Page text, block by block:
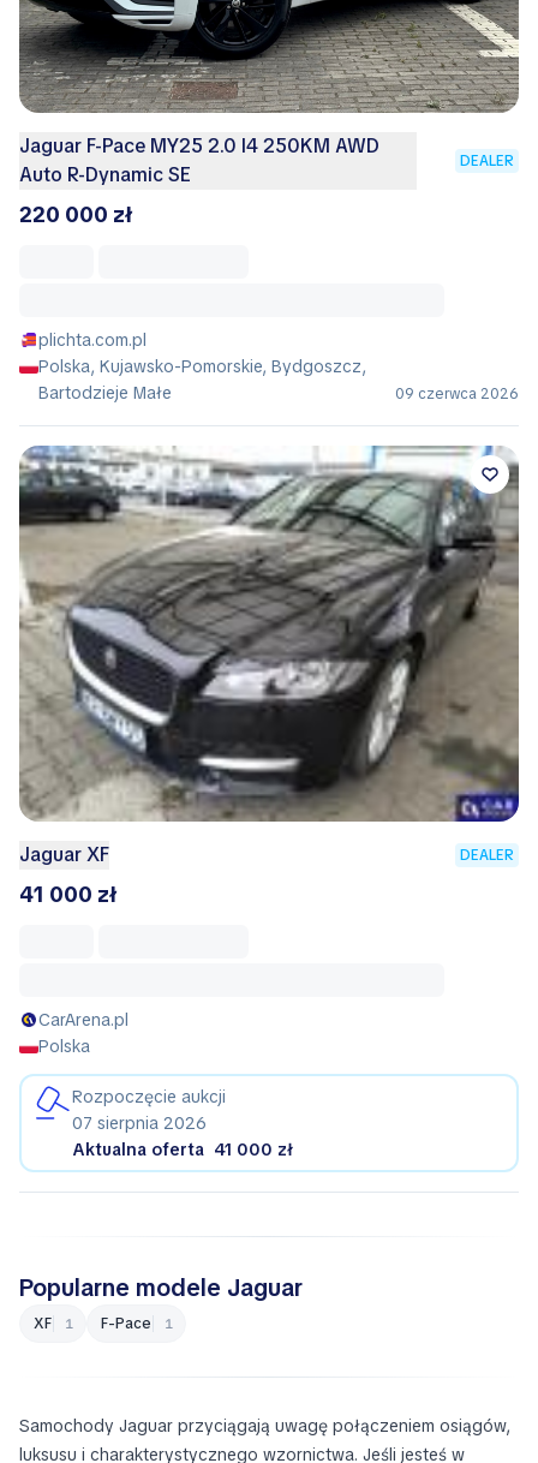
Jaguar F-Pace MY25 2.0 I4 250KM AWD
Auto R-Dynamic SE
DEALER
220 000 zł
plichta.com.pl
Polska, Kujawsko-Pomorskie, Bydgoszcz,
Bartodzieje Małe
09 czerwca 2026
Jaguar XF DEALER
41 000 zł
CarArena.pl
Polska
Rozpoczęcie aukcji
07 sierpnia 2026
Aktualna oferta 41 000 zł
Popularne modele Jaguar
XF 1 F-Pace 1
Samochody Jaguar przyciągają uwagę połączeniem osiągów,
luksusu i charakterystycznego wzornictwa. Jeśli jesteś w